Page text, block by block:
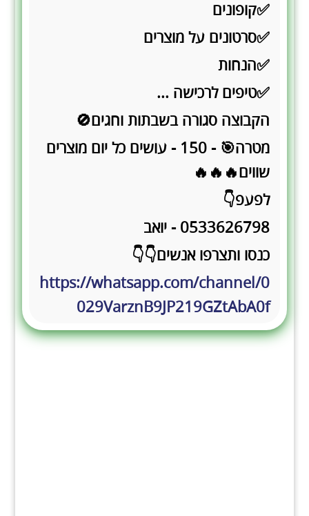
✅קופונים
✅סרטונים על מוצרים
✅הנחות
✅טיפים לרכישה ...
הקבוצה סגורה בשבתות וחגים🚫
מטרה🎯 - 150 - עושים כל יום מוצרים
שווים🔥🔥🔥
לפעפ👇
0533626798 - יואב
כנסו ותצרפו אנשים👇👇
https://whatsapp.com/channel/0
029VarznB9JP219GZtAbA0f